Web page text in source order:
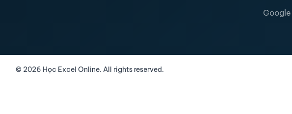
© 2026 Học Excel Online. All rights reserved.